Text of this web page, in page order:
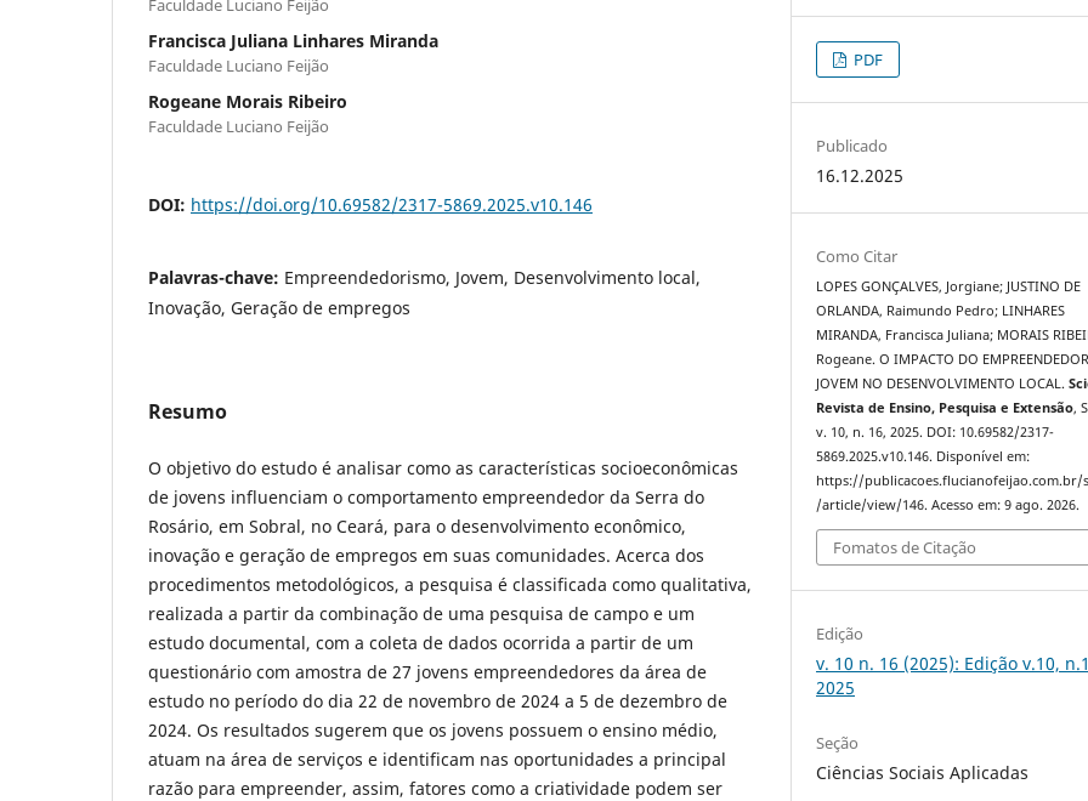
Faculdade Luciano Feijão
Francisca Juliana Linhares Miranda
Faculdade Luciano Feijão
Rogeane Morais Ribeiro
Faculdade Luciano Feijão
DOI: https://doi.org/10.69582/2317-5869.2025.v10.146
Palavras-chave: Empreendedorismo, Jovem, Desenvolvimento local,
Inovação, Geração de empregos
Resumo
O objetivo do estudo é analisar como as características socioeconômicas
de jovens influenciam o comportamento empreendedor da Serra do
Rosário, em Sobral, no Ceará, para o desenvolvimento econômico,
inovação e geração de empregos em suas comunidades. Acerca dos
procedimentos metodológicos, a pesquisa é classificada como qualitativa,
realizada a partir da combinação de uma pesquisa de campo e um
estudo documental, com a coleta de dados ocorrida a partir de um
questionário com amostra de 27 jovens empreendedores da área de
estudo no período do dia 22 de novembro de 2024 a 5 de dezembro de
2024. Os resultados sugerem que os jovens possuem o ensino médio,
atuam na área de serviços e identificam nas oportunidades a principal
razão para empreender, assim, fatores como a criatividade podem ser
PDF
Publicado
16.12.2025
Como Citar
LOPES GONÇALVES, Jorgiane; JUSTINO DE
ORLANDA, Raimundo Pedro; LINHARES
MIRANDA, Francisca Juliana; MORAIS
Rogeane. O IMPACTO DO
JOVEM NO DESENVOLVIMENTO LOCAL.
Revista de Ensino, Pesquisa e Extensão,
v. 10, n. 16, 2025. DOI: 10.69582/2317-
5869.2025.v10.146. Disponível em:
https://publicacoes.flucianofeijao.com.br/
/article/view/146. Acesso em: 9 ago. 2026.
Fomatos de Citação
Edição
v. 10 n. 16 (2025): Edição v.10,
2025
Seção
Ciências Sociais Aplicadas